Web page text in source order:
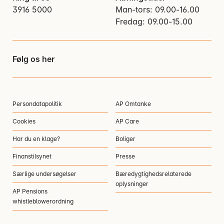
3916 5000
Man-tors: 09.00-16.00
Fredag: 09.00-15.00
Følg os her
Persondatapolitik
Cookies
Har du en klage?
Finanstilsynet
Særlige undersøgelser
AP Pensions
whistleblowerordning
AP Omtanke
AP Care
Boliger
Presse
Bæredygtighedsrelaterede
oplysninger